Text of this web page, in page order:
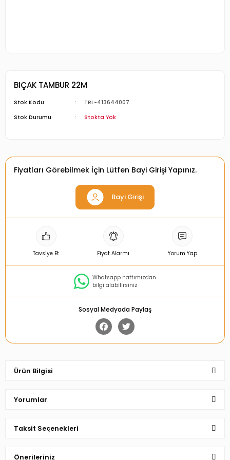
BIÇAK TAMBUR 22M
Stok Kodu
TRL-413644007
Stok Durumu
Stokta Yok
Fiyatları Görebilmek İçin Lütfen Bayi Girişi Yapınız.
Bayi Girişi
Tavsiye Et Fiyat Alarmı Yorum Yap
Whatsapp hattımızdan
bilgi alabilirsiniz
Sosyal Medyada Paylaş
Ürün Bilgisi
Yorumlar
Taksit Seçenekleri
Önerileriniz